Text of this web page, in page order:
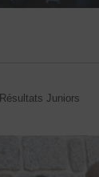
Résultats Juniors